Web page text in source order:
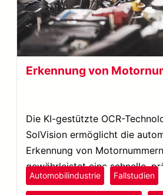
Erkennung von
Die KI-gestützte OCR-
SolVision ermöglicht die
Erkennung von
gewährleistet eine schnelle,
Datenauswertung sowie eine
Automobilindustrie Fallstudien